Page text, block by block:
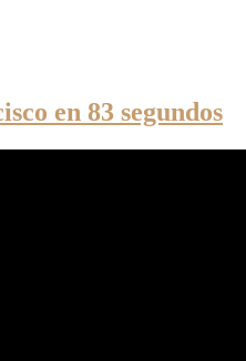
en 83 segundos